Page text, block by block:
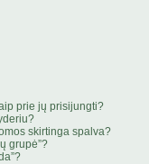
prie jų prisijungti?
skirtinga spalva?
grupė”?